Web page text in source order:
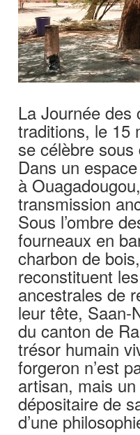
La Journée des
traditions, le 15
se célèbre
Dans un
à
transmission
Sous l’ombre
fourneaux en
charbon de
reconstituent
ancestrales de
leur tête, Saan-
du canton de
trésor humain
forgeron n’est
artisan, mais
dépositaire de
d’une